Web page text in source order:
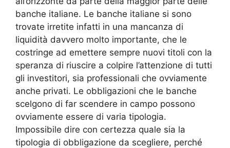
banche italiane. Le banche italiane si sono
trovate irretite infatti in una mancanza di
liquidità davvero molto importante, che le
costringe ad emettere sempre nuovi titoli con la
speranza di riuscire a colpire l’attenzione di tutti
gli investitori, sia professionali che ovviamente
anche privati. Le obbligazioni che le banche
scelgono di far scendere in campo possono
ovviamente essere di varia tipologia.
Impossibile dire con certezza quale sia la
tipologia di obbligazione da scegliere, perché